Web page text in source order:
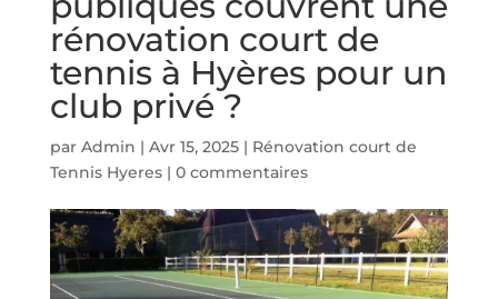
rénovation court de
tennis à Hyères pour un
club privé ?
par Admin | Avr 15, 2025| Rénovation court de
Tennis Hyeres| 0 commentaires